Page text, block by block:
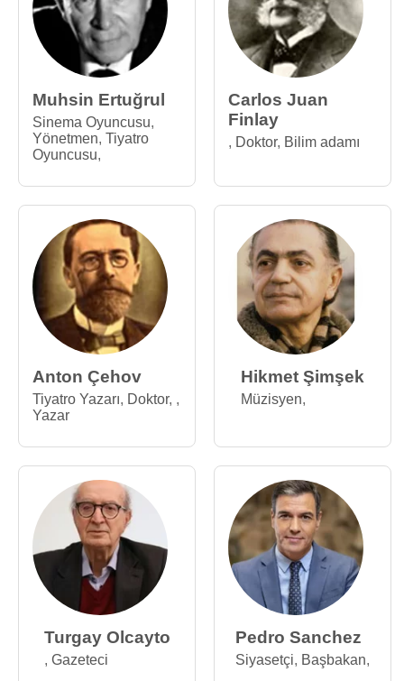
Muhsin Ertuğrul
Sinema Oyuncusu,
Yönetmen, Tiyatro
Oyuncusu,
Carlos Juan
Finlay
, Doktor, Bilim adamı
Anton Çehov
Tiyatro Yazarı, Doktor, ,
Yazar
Hikmet Şimşek
Müzisyen,
Turgay Olcayto
, Gazeteci
Pedro Sanchez
Siyasetçi, Başbakan,